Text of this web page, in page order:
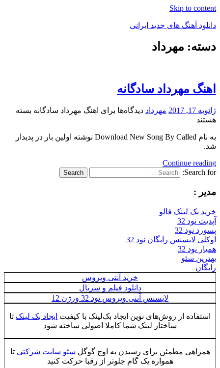
Skip to content
دانلود آهنگ های جدید ایرانی
دانلود
دسته: مهرداد
اهنگ مهرداد سادگانه
ژانویه 17, 2017 مهرداد دیدگاه‌ها برای اهنگ مهرداد سادگانه بسته
هستند
به نام Download New Song By Called نوشته اولین بار در پدیدار
شد.
Continue reading
Search for:
Search
مدیر :
خرید بک لینک فالو
آپدیت نود 32
پسورد نود 32
اوکلی لایسنس رایگان نود 32
همیار نود 32
بهترین سئو
رایگان
خرید آنتی ویروس
دانلود فیلم و سریال
لایسنس آنتی ویروس نود 32 ورژن 12
استفاده از روش‌های نوین ایجاد بک‌لینک با کیفیت ایجاد بک لینک تا
ساختار لینک شما کاملا اصولی ساخته شود
همراهی مطمئن برای رسیدن به اوج گوگل سئو سایت شرکتی تا
همواره یک گام جلوتر از رقبا حرکت کنید